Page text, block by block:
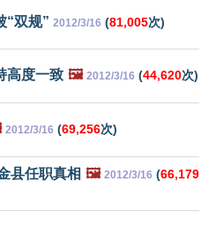
“双规” 2012/3/16 (81,005次)
高度一致 🖼️ 2012/3/16 (44,620次)
2012/3/16 (69,256次)
县任职真相 🖼️ 2012/3/16 (66,179